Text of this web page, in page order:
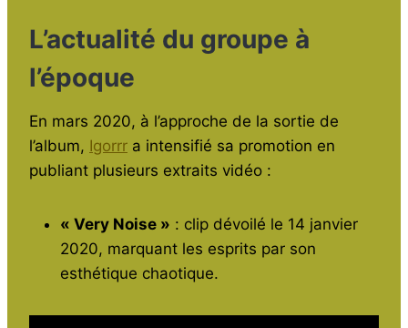
L’actualité du groupe à
l’époque
En mars 2020, à l’approche de la sortie de
l’album, Igorrr a intensifié sa promotion en
publiant plusieurs extraits vidéo :
« Very Noise » : clip dévoilé le 14 janvier
2020, marquant les esprits par son
esthétique chaotique.